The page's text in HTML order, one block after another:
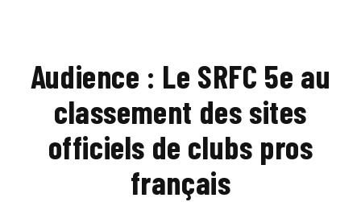
Audience : Le SRFC 5e au
classement des sites
officiels de clubs pros
français